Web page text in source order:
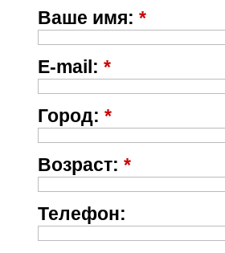
Ваше имя: *
E-mail: *
Город: *
Возраст: *
Телефон: